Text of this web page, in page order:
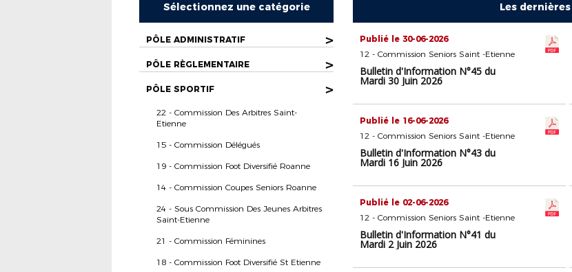
Sélectionnez une catégorie
PÔLE ADMINISTRATIF >
PÔLE RÈGLEMENTAIRE >
PÔLE SPORTIF >
22 - Commission Des Arbitres Saint-
Etienne
15 - Commission Délégués
19 - Commission Foot Diversifié Roanne
14 - Commission Coupes Seniors Roanne
24 - Sous Commission Des Jeunes Arbitres
Saint-Etienne
21 - Commission Féminines
18 - Commission Foot Diversifié St Etienne
Les
Publié le 30-06-2026
12 - Commission Seniors Saint -Etienne
Bulletin d'Information N°45 du
Mardi 30 Juin 2026
Publié le 16-06-2026
12 - Commission Seniors Saint -Etienne
Bulletin d'Information N°43 du
Mardi 16 Juin 2026
Publié le 02-06-2026
12 - Commission Seniors Saint -Etienne
Bulletin d'Information N°41 du
Mardi 2 Juin 2026